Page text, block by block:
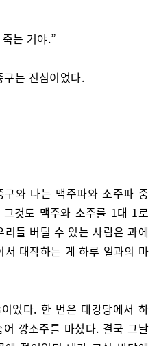
는 거야.”
는 진심이었다.
와 나는 맥주파와 소주파 중
것도 맥주와 소주를 1대 1로
들 버틸 수 있는 사람은 과에
대작하는 게 하루 일과의 마
었다. 한 번은 대강당에서 하
깡소주를 마셨다. 결국 그날